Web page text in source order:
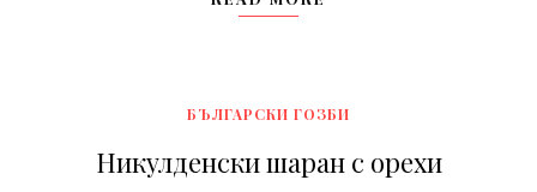
БЪЛГАРСКИ ГОЗБИ
Никулденски шаран с орехи